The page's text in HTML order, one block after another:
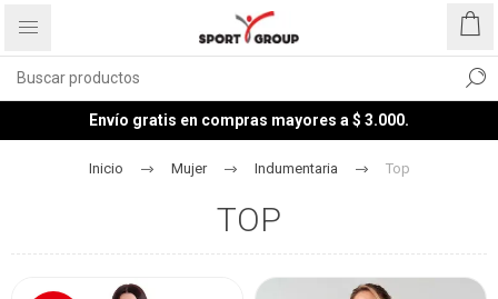
Envío gratis en compras mayores a $ 3.000.
Inicio Mujer Indumentaria Top
TOP